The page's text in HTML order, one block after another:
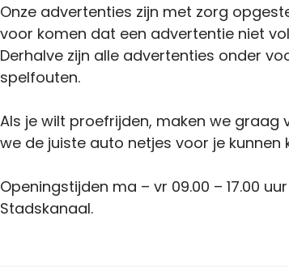
Onze advertenties zijn met zorg
voor komen dat een advertentie niet
Derhalve zijn alle advertenties onder
spelfouten.
Als je wilt proefrijden, maken we
we de juiste auto netjes voor je kunnen
Openingstijden ma – vr 09.00 – 17.00
Stadskanaal.